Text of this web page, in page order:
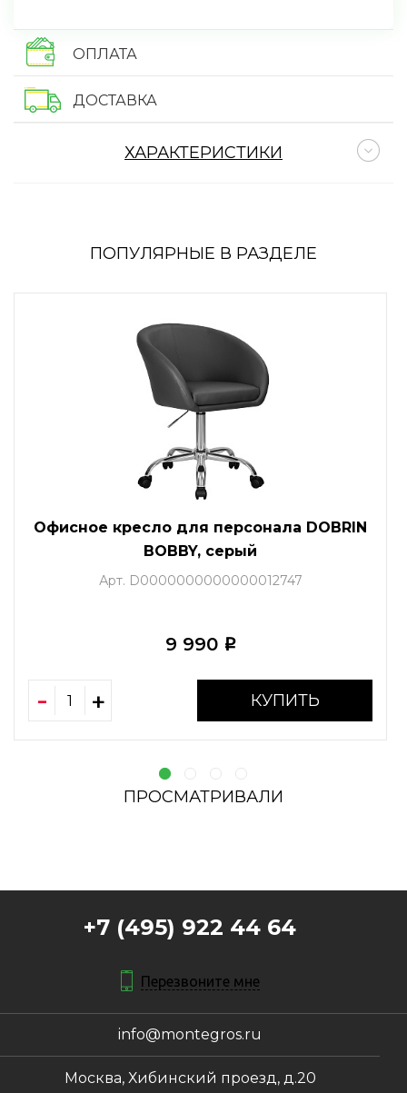
ОПЛАТА
ДОСТАВКА
ХАРАКТЕРИСТИКИ
ПОПУЛЯРНЫЕ В РАЗДЕЛЕ
Офисное кресло для персонала DOBRIN
BOBBY, серый
Арт. D0000000000000012747
9 990 i
КУПИТЬ
ПРОСМАТРИВАЛИ
+7 (495) 922 44 64
Перезвоните мне
info@montegros.ru
Москва, Хибинский проезд, д.20